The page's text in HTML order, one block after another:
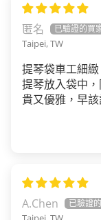
匿名
Taipei, TW
提琴袋車工細
提琴放入袋中
貴又優雅，早
A.Chen